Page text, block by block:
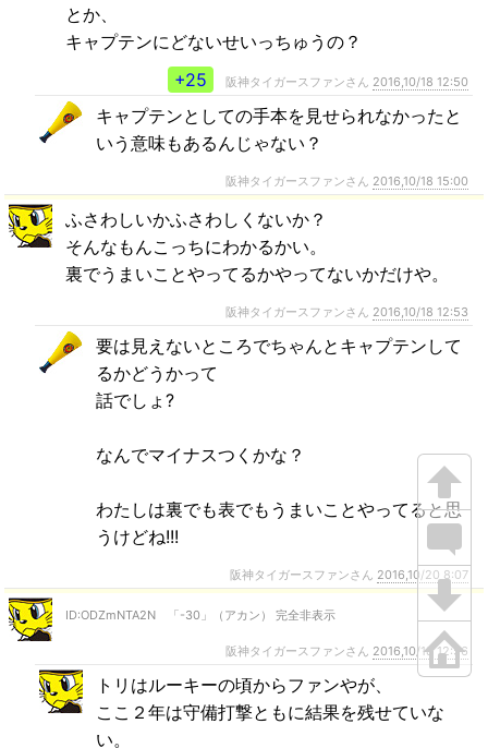
とか、
キャプテンにどないせいっちゅうの？
+25
阪神タイガースファンさん 2016,10/18 12:50
キャプテンとしての手本を見せられなかったと
いう意味もあるんじゃない？
阪神タイガースファンさん 2016,10/18 15:00
ふさわしいかふさわしくないか？
そんなもんこっちにわかるかい。
裏でうまいことやってるかやってないかだけや。
阪神タイガースファンさん 2016,10/18 12:53
要は見えないところでちゃんとキャプテンして
るかどうかって
話でしょ?
なんでマイナスつくかな？
わたしは裏でも表でもうまいことやってると思
うけどね!!!
阪神タイガースファンさん 2016,10/20 8:07
ID:ODZmNTA2N 「-30」（アカン） 完全非表示
阪神タイガースファンさん 2016,10/18 12:56
トリはルーキーの頃からファンやが、
ここ２年は守備打撃ともに結果を残せていな
い。